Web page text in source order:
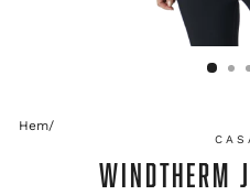
Hem/
WINDTHERM